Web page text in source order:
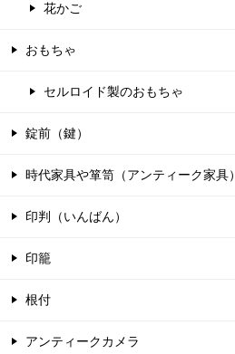
花かご
おもちゃ
セルロイド製のおもちゃ
錠前（鍵）
時代家具や箪笥（アンティーク家具）
印判（いんばん）
印籠
根付
アンティークカメラ